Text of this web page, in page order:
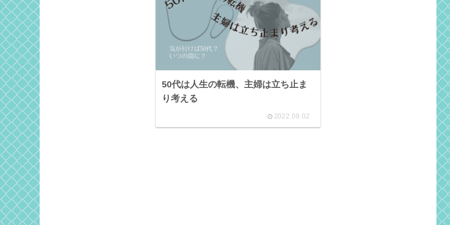
50代は人生の転機、主婦は立ち止ま
り考える
2022.09.02